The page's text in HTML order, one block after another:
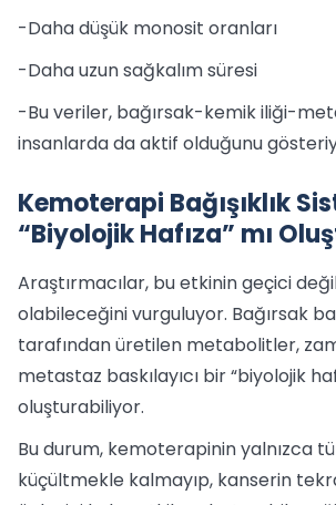
-Daha düşük monosit oranları
-Daha uzun sağkalım süresi
-Bu veriler, bağırsak-kemik iliği-
insanlarda da aktif olduğunu
Kemoterapi Bağışıklık
“Biyolojik Hafıza” mı
Araştırmacılar, bu etkinin geçici
olabileceğini vurguluyor. Bağırsak
tarafından üretilen metabolitler,
metastaz baskılayıcı bir “biyolojik
oluşturabiliyor.
Bu durum, kemoterapinin yalnızca
küçültmekle kalmayıp, kanserin